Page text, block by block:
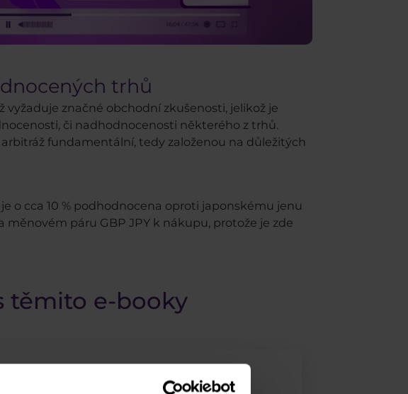
trhů
značné obchodní zkušenosti, jelikož je
či nadhodnocenosti některého z trhů.
fundamentální, tedy založenou na důležitých
o cca 10 % podhodnocena oproti japonskému jenu
měnovém páru GBP JPY k nákupu, protože je zde
těmito e-booky